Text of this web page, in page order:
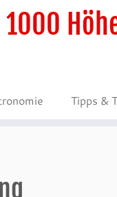
1000
Tipps &